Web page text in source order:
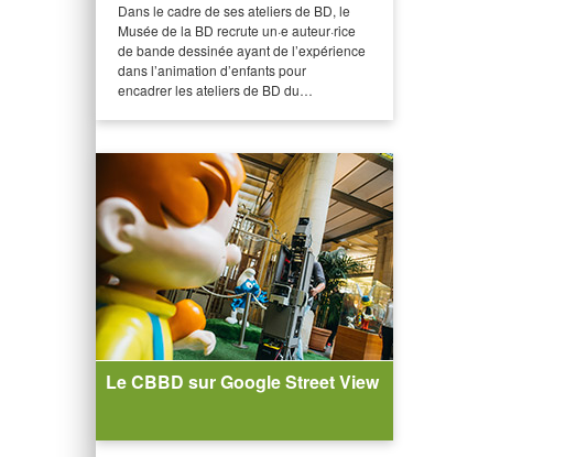
Dans le cadre de ses ateliers de BD, le
Musée de la BD recrute un·e auteur·rice
de bande dessinée ayant de l’expérience
dans l’animation d’enfants pour
encadrer les ateliers de BD du…
Le CBBD sur Google Street View